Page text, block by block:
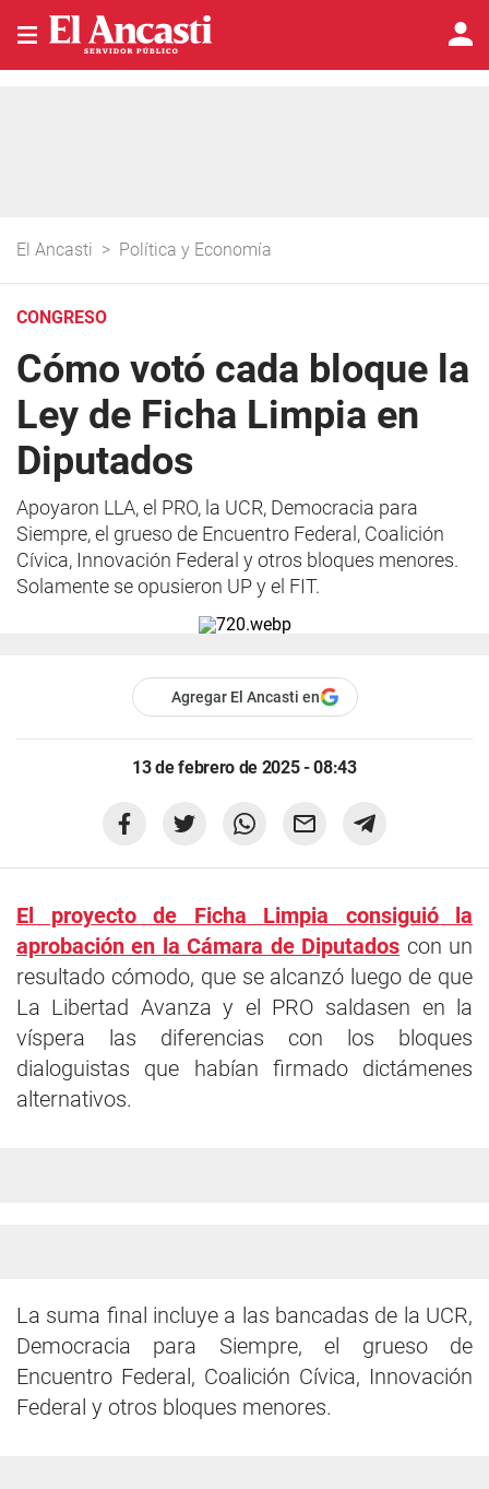
El Ancasti > Política y Economía
CONGRESO
Cómo votó cada bloque la
Ley de Ficha Limpia en
Diputados
Apoyaron LLA, el PRO, la UCR, Democracia para
Siempre, el grueso de Encuentro Federal, Coalición
Cívica, Innovación Federal y otros bloques menores.
Solamente se opusieron UP y el FIT.
Agregar El Ancasti en
13 de febrero de 2025 - 08:43
El proyecto de Ficha Limpia consiguió la
aprobación en la Cámara de Diputados con un
resultado cómodo, que se alcanzó luego de que
La Libertad Avanza y el PRO saldasen en la
víspera las diferencias con los bloques
dialoguistas que habían firmado dictámenes
alternativos.
La suma final incluye a las bancadas de la UCR,
Democracia para Siempre, el grueso de
Encuentro Federal, Coalición Cívica, Innovación
Federal y otros bloques menores.